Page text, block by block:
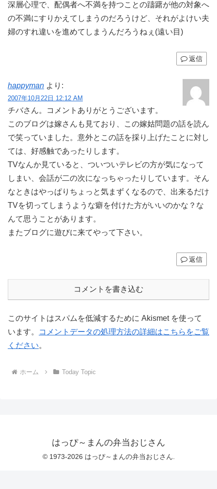
深層心理で、配偶者へ不満を持つことの躊躇が他の対象へ
の不満にすりかえてしまうのだろうけど、それがよけい夫
婦のすれ違いを進めてしまうんだろうねぇ(遠い目)
返信
happyman より:
2007年10月22日 12:12 AM
チバさん。コメントありがとうございます。
このブログは嫁さんも見ており、この嫁姑問題の話を読ん
で笑っていました。意外とこの話を採り上げたことに対し
ては、好感触であったりします。
TVなんか見ていると、ついついテレビの方が気になって
しまい、会話が二の次になっちゃったりしています。そん
なときはやっぱりちょっと気まずくなるので、出来るだけ
TVを切ってしまうような癖を付けた方がいいのかな？な
んて思うことがあります。
またブログに遊びに来てやって下さい。
返信
コメントを書き込む
このサイトはスパムを低減するために Akismet を使って
います。
コメントデータの処理方法の詳細はこちらをご覧
ください。
ホーム Today Topic
はっぴ～まんの弁当おじさん
© 1973-2026 はっぴ～まんの弁当おじさん.